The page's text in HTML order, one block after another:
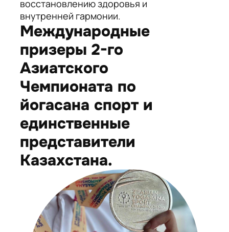
восстановлению здоровья и
внутренней гармонии.
Международные
призеры 2-го
Азиатского
Чемпионата по
йогасана спорт и
единственные
представители
Казахстана.